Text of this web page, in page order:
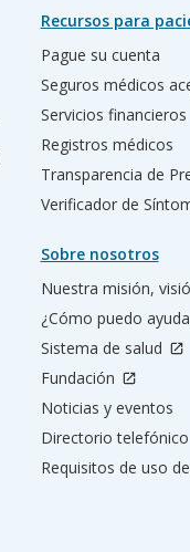
Recursos para
Pague su cuenta
Seguros médicos
Servicios financieros
Registros médicos
Transparencia de
Verificador de
Sobre nosotros
Nuestra misión,
¿Cómo puedo
Sistema de salud
Fundación
Noticias y eventos
Directorio telefónico
Requisitos de uso